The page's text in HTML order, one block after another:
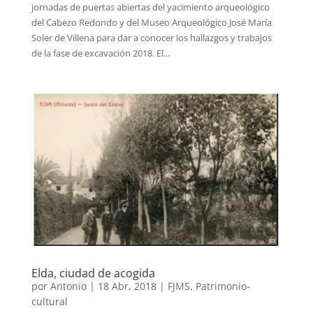
jornadas de puertas abiertas del yacimiento arqueológico
del Cabezo Redondo y del Museo Arqueológico José María
Soler de Villena para dar a conocer los hallazgos y trabajos
de la fase de excavación 2018. El...
Elda, ciudad de acogida
por Antonio| 18 Abr, 2018| FJMS, Patrimonio-
cultural